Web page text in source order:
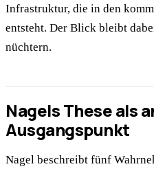
Infrastruktur, die in den
entsteht. Der Blick bleibt
nüchtern.
Nagels These als
Ausgangspunkt
Nagel beschreibt fünf